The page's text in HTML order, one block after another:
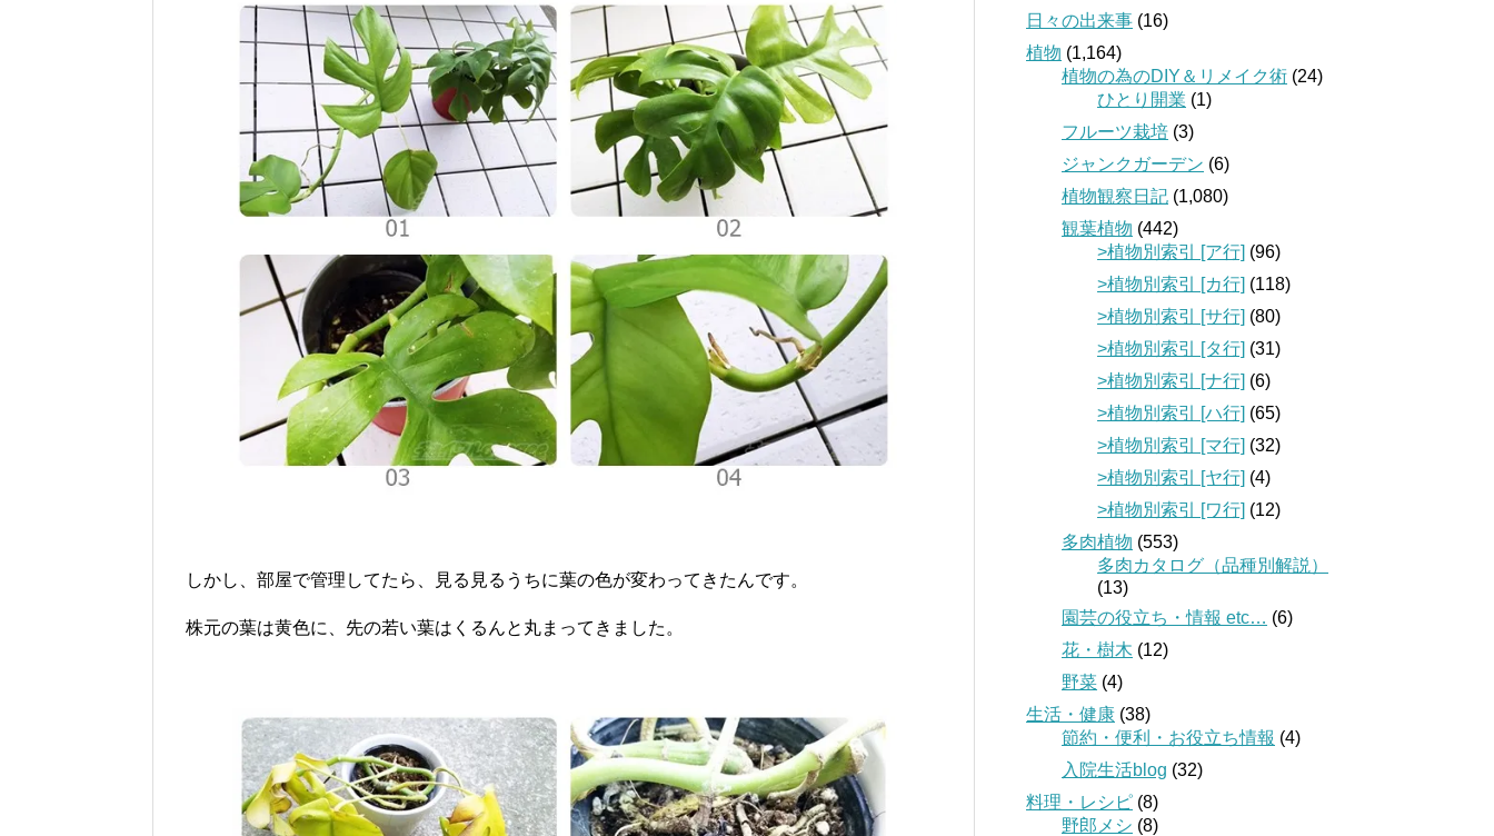
しかし、部屋で管理してたら、見る見るうちに葉の色が変わってきたんです。
株元の葉は黄色に、先の若い葉はくるんと丸まってきました。
日々の出来事 (16)
植物 (1,164)
植物の為のDIY＆リメイク術 (24)
ひとり開業 (1)
フルーツ栽培 (3)
ジャンクガーデン (6)
植物観察日記 (1,080)
観葉植物 (442)
>植物別索引 [ア行] (96)
>植物別索引 [カ行] (118)
>植物別索引 [サ行] (80)
>植物別索引 [タ行] (31)
>植物別索引 [ナ行] (6)
>植物別索引 [ハ行] (65)
>植物別索引 [マ行] (32)
>植物別索引 [ヤ行] (4)
>植物別索引 [ワ行] (12)
多肉植物 (553)
多肉カタログ（品種別解説）
(13)
園芸の役立ち・情報 etc… (6)
花・樹木 (12)
野菜 (4)
生活・健康 (38)
節約・便利・お役立ち情報 (4)
入院生活blog (32)
料理・レシピ (8)
野郎メシ (8)